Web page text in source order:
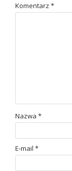
Komentarz *
Nazwa *
E-mail *